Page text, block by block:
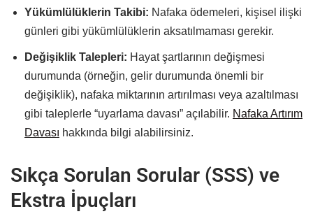
Yükümlülüklerin Takibi: Nafaka ödemeleri, kişisel ilişki
günleri gibi yükümlülüklerin aksatılmaması gerekir.
Değişiklik Talepleri: Hayat şartlarının değişmesi
durumunda (örneğin, gelir durumunda önemli bir
değişiklik), nafaka miktarının artırılması veya azaltılması
gibi taleplerle “uyarlama davası” açılabilir. Nafaka Artırım
Davası hakkında bilgi alabilirsiniz.
Sıkça Sorulan Sorular (SSS) ve
Ekstra İpuçları